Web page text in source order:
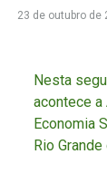
23 de outubro de
Nesta
acontece
Economia
Rio